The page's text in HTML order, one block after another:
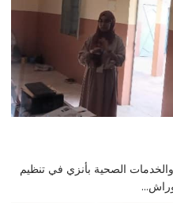
الصحية بأنزي في تنظيم